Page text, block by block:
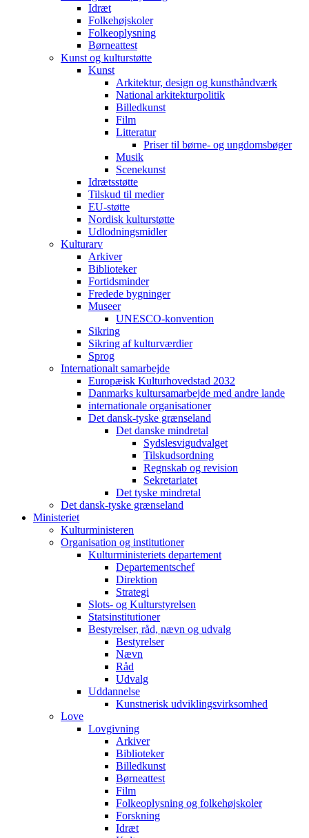
Idræt
Folkehøjskoler
Folkeoplysning
Børneattest
Kunst og kulturstøtte
Kunst
Arkitektur, design og kunsthåndværk
National arkitekturpolitik
Billedkunst
Film
Litteratur
Priser til børne- og ungdomsbøger
Musik
Scenekunst
Idrætsstøtte
Tilskud til medier
EU-støtte
Nordisk kulturstøtte
Udlodningsmidler
Kulturarv
Arkiver
Biblioteker
Fortidsminder
Fredede bygninger
Museer
UNESCO-konvention
Sikring
Sikring af kulturværdier
Sprog
Internationalt samarbejde
Europæisk Kulturhovedstad 2032
Danmarks kultursamarbejde med andre lande
internationale organisationer
Det dansk-tyske grænseland
Det danske mindretal
Sydslesvigudvalget
Tilskudsordning
Regnskab og revision
Sekretariatet
Det tyske mindretal
Det dansk-tyske grænseland
Ministeriet
Kulturministeren
Organisation og institutioner
Kulturministeriets departement
Departementschef
Direktion
Strategi
Slots- og Kulturstyrelsen
Statsinstitutioner
Bestyrelser, råd, nævn og udvalg
Bestyrelser
Nævn
Råd
Udvalg
Uddannelse
Kunstnerisk udviklingsvirksomhed
Love
Lovgivning
Arkiver
Biblioteker
Billedkunst
Børneattest
Film
Folkeoplysning og folkehøjskoler
Forskning
Idræt